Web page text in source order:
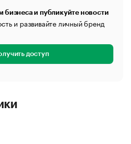
бизнеса и публикуйте новости
и развивайте личный бренд
доступ